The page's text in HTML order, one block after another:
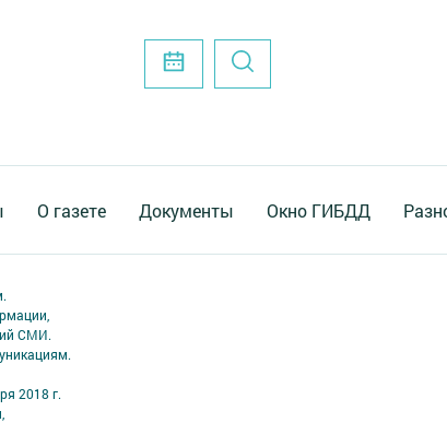
О газете Документы Окно ГИБДД
СМИ.
2018 г.